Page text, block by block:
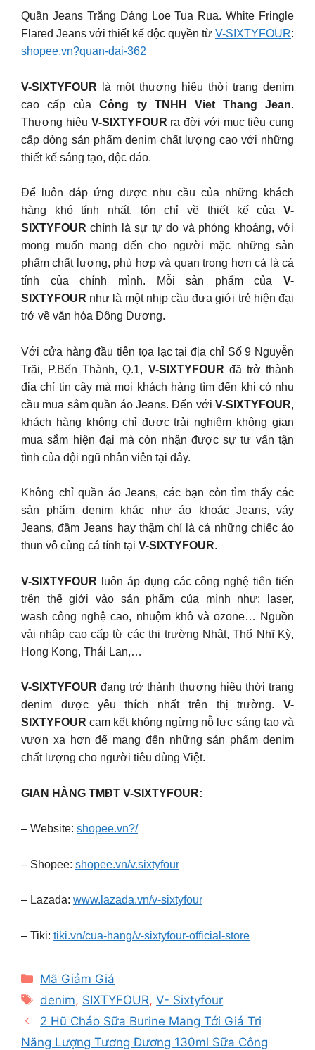
Quần Jeans Trắng Dáng Loe Tua Rua. White Fringle
Flared Jeans với thiết kế độc quyền từ V-SIXTYFOUR:
shopee.vn?quan-dai-362
V-SIXTYFOUR là một thương hiệu thời trang denim
cao cấp củaCông ty TNHH Viet Thang Jean.
Thương hiệu V-SIXTYFOUR ra đời với mục tiêu cung
cấp dòng sản phẩm denim chất lượng cao với những
thiết kế sáng tạo, độc đáo.
Để luôn đáp ứng được nhu cầu của những khách
hàng khó tính nhất, tôn chỉ về thiết kế của V-
SIXTYFOUR chính là sự tự do và phóng khoáng, với
mong muốn mang đến cho người mặc những sản
phẩm chất lượng, phù hợp và quan trọng hơn cả là cá
tính của chính mình. Mỗi sản phẩm của V-
SIXTYFOUR như là một nhịp cầu đưa giới trẻ hiện đại
trở về văn hóa Đông Dương.
Với cửa hàng đầu tiên tọa lạc tại địa chỉ Số 9 Nguyễn
Trãi, P.Bến Thành, Q.1, V-SIXTYFOUR đã trở thành
địa chỉ tin cậy mà mọi khách hàng tìm đến khi có nhu
cầu mua sắm quần áo Jeans. Đến với V-SIXTYFOUR,
khách hàng không chỉ được trải nghiệm không gian
mua sắm hiện đại mà còn nhận được sự tư vấn tận
tình của đội ngũ nhân viên tại đây.
Không chỉ quần áo Jeans, các bạn còn tìm thấy các
sản phẩm denim khác như áo khoác Jeans, váy
Jeans, đầm Jeans hay thậm chí là cả những chiếc áo
thun vô cùng cá tính tại V-SIXTYFOUR.
V-SIXTYFOUR luôn áp dụng các công nghệ tiên tiến
trên thế giới vào sản phẩm của mình như: laser,
wash công nghệ cao, nhuộm khô và ozone… Nguồn
vải nhập cao cấp từ các thị trường Nhật, Thổ Nhĩ Kỳ,
Hong Kong, Thái Lan,…
V-SIXTYFOUR đang trở thành thương hiệu thời trang
denim được yêu thích nhất trên thị trường. V-
SIXTYFOUR cam kết không ngừng nỗ lực sáng tạo và
vươn xa hơn để mang đến những sản phẩm denim
chất lượng cho người tiêu dùng Việt.
GIAN HÀNG TMĐT V-SIXTYFOUR:
– Website: shopee.vn?/
– Shopee: shopee.vn/v.sixtyfour
– Lazada: www.lazada.vn/v-sixtyfour
– Tiki: tiki.vn/cua-hang/v-sixtyfour-official-store
Categories
Mã Giảm Giá
Tags
denim, SIXTYFOUR,V- Sixtyfour
2 Hũ Cháo Sữa Burine Mang Tới Giá Trị
Năng Lượng Tương Đương 130ml Sữa Công